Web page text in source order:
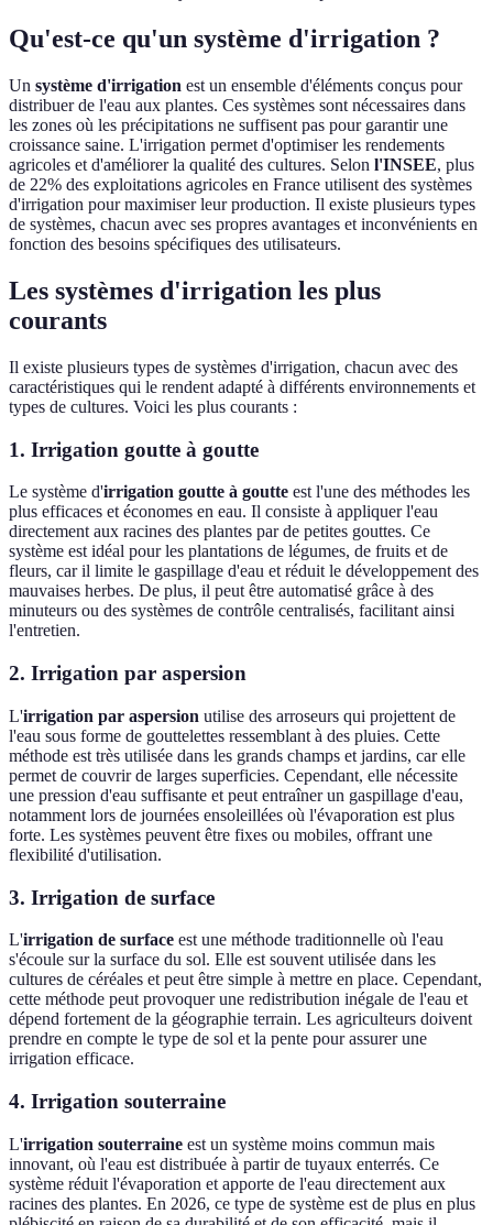
Qu'est-ce qu'un système d'irrigation ?
Un système d'irrigation est un ensemble d'éléments conçus pour
distribuer de l'eau aux plantes. Ces systèmes sont nécessaires dans
les zones où les précipitations ne suffisent pas pour garantir une
croissance saine. L'irrigation permet d'optimiser les rendements
agricoles et d'améliorer la qualité des cultures. Selon l'INSEE, plus
de 22% des exploitations agricoles en France utilisent des systèmes
d'irrigation pour maximiser leur production. Il existe plusieurs types
de systèmes, chacun avec ses propres avantages et inconvénients en
fonction des besoins spécifiques des utilisateurs.
Les systèmes d'irrigation les plus
courants
Il existe plusieurs types de systèmes d'irrigation, chacun avec des
caractéristiques qui le rendent adapté à différents environnements et
types de cultures. Voici les plus courants :
1. Irrigation goutte à goutte
Le système d'irrigation goutte à goutte est l'une des méthodes les
plus efficaces et économes en eau. Il consiste à appliquer l'eau
directement aux racines des plantes par de petites gouttes. Ce
système est idéal pour les plantations de légumes, de fruits et de
fleurs, car il limite le gaspillage d'eau et réduit le développement des
mauvaises herbes. De plus, il peut être automatisé grâce à des
minuteurs ou des systèmes de contrôle centralisés, facilitant ainsi
l'entretien.
2. Irrigation par aspersion
L'irrigation par aspersion utilise des arroseurs qui projettent de
l'eau sous forme de gouttelettes ressemblant à des pluies. Cette
méthode est très utilisée dans les grands champs et jardins, car elle
permet de couvrir de larges superficies. Cependant, elle nécessite
une pression d'eau suffisante et peut entraîner un gaspillage d'eau,
notamment lors de journées ensoleillées où l'évaporation est plus
forte. Les systèmes peuvent être fixes ou mobiles, offrant une
flexibilité d'utilisation.
3. Irrigation de surface
L'irrigation de surface est une méthode traditionnelle où l'eau
s'écoule sur la surface du sol. Elle est souvent utilisée dans les
cultures de céréales et peut être simple à mettre en place. Cependant,
cette méthode peut provoquer une redistribution inégale de l'eau et
dépend fortement de la géographie terrain. Les agriculteurs doivent
prendre en compte le type de sol et la pente pour assurer une
irrigation efficace.
4. Irrigation souterraine
L'irrigation souterraine est un système moins commun mais
innovant, où l'eau est distribuée à partir de tuyaux enterrés. Ce
système réduit l'évaporation et apporte de l'eau directement aux
racines des plantes. En 2026, ce type de système est de plus en plus